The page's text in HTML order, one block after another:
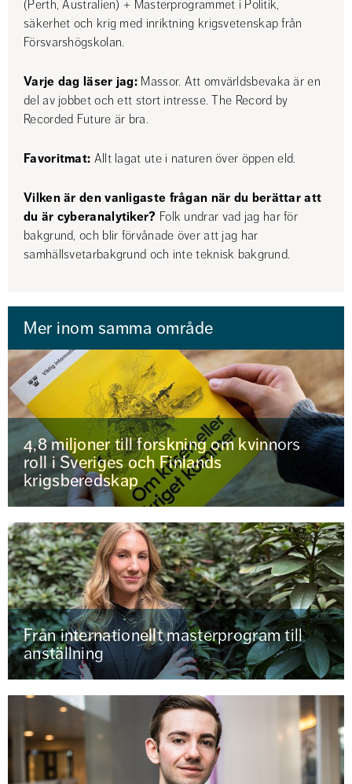
(Perth, Australien) + Masterprogrammet i Politik,
säkerhet och krig med inriktning krigsvetenskap från
Försvarshögskolan.
Varje dag läser jag: Massor. Att omvärldsbevaka är en
del av jobbet och ett stort intresse. The Record by
Recorded Future är bra.
Favoritmat: Allt lagat ute i naturen över öppen eld.
Vilken är den vanligaste frågan när du berättar att
du är cyberanalytiker? Folk undrar vad jag har för
bakgrund, och blir förvånade över att jag har
samhällsvetarbakgrund och inte teknisk bakgrund.
Mer inom samma område
4,8 miljoner till forskning om kvinnors
roll i Sveriges och Finlands
krigsberedskap
Från internationellt masterprogram till
anställning